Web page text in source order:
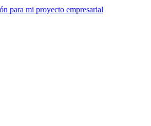
para mi proyecto empresarial